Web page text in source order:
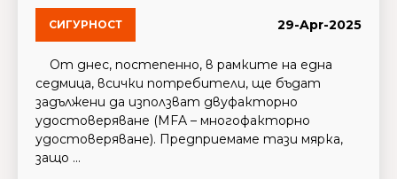
СИГУРНОСТ 29-Apr-2025
От днес, постепенно, в рамките на една
седмица, всички потребители, ще бъдат
задължени да използват двуфакторно
удостоверяване (MFA – многофакторно
удостоверяване). Предприемаме тази мярка,
защо ...